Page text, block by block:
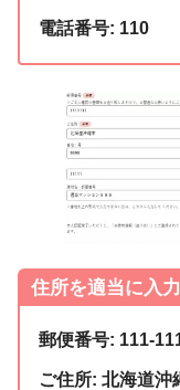
電話番号: 110
住所を適当に入力
郵便番号: 111-
ご住所: 北海道沖